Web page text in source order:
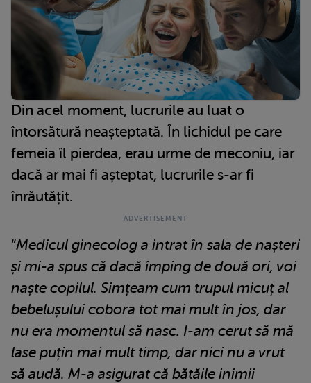
Din acel moment, lucrurile au luat o
întorsătură neașteptată. În lichidul pe care
femeia îl pierdea, erau urme de meconiu, iar
dacă ar mai fi așteptat, lucrurile s-ar fi
înrăutățit.
“Medicul ginecolog a intrat în sala de nașteri
și mi-a spus că dacă împing de două ori, voi
naște copilul. Simțeam cum trupul micuț al
bebelușului cobora tot mai mult în jos, dar
nu era momentul să nasc. I-am cerut să mă
lase puțin mai mult timp, dar nici nu a vrut
să audă. M-a asigurat că bătăile inimii